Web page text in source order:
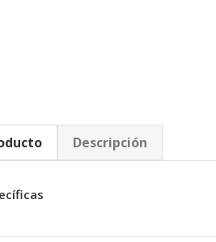
Descripción